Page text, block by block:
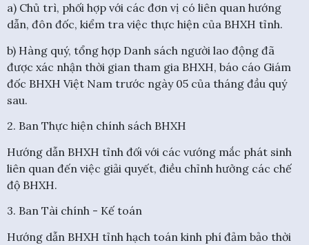
a) Chủ trì, phối hợp với các đơn vị có liên quan hướng
dẫn, đôn đốc, kiểm tra việc thực hiện của BHXH tỉnh.
b) Hàng quý, tổng hợp Danh sách người lao động đã
được xác nhận thời gian tham gia BHXH, báo cáo Giám
đốc BHXH Việt Nam trước ngày 05 của tháng đầu quý
sau.
2. Ban Thực hiện chính sách BHXH
Hướng dẫn BHXH tỉnh đối với các vướng mắc phát sinh
liên quan đến việc giải quyết, điều chỉnh hưởng các chế
độ BHXH.
3. Ban Tài chính - Kế toán
Hướng dẫn BHXH tỉnh hạch toán kinh phí đảm bảo thời